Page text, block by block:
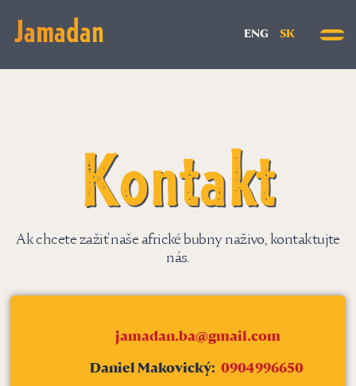
Jamadan ENG SK
Kontakt
Ak chcete zažiť naše africké bubny naživo, kontaktujte
nás.
jamadan.ba@gmail.com
Daniel Makovický: 0904996650